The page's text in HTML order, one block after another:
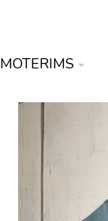
MOTERIMS